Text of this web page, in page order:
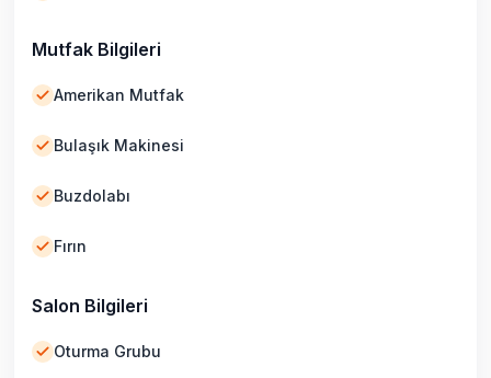
Mutfak Bilgileri
Amerikan Mutfak
Bulaşık Makinesi
Buzdolabı
Fırın
Salon Bilgileri
Oturma Grubu